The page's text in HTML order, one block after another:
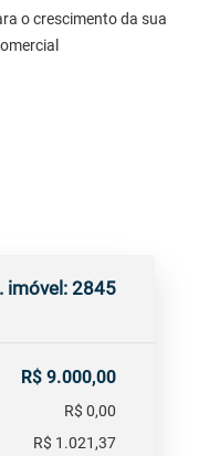
o crescimento da sua
imóvel: 2845
R$ 9.000,00
R$ 0,00
R$ 1.021,37